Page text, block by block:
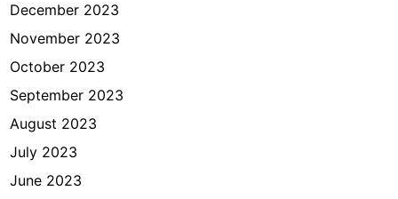
December 2023
November 2023
October 2023
September 2023
August 2023
July 2023
June 2023